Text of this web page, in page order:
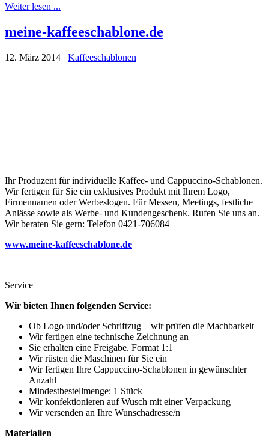
Weiter lesen ...
meine-kaffeeschablone.de
12. März 2014 Kaffeeschablonen
Ihr Produzent für individuelle Kaffee- und Cappuccino-Schablonen.
Wir fertigen für Sie ein exklusives Produkt mit Ihrem Logo,
Firmennamen oder Werbeslogen. Für Messen, Meetings, festliche
Anlässe sowie als Werbe- und Kundengeschenk. Rufen Sie uns an.
Wir beraten Sie gern: Telefon 0421-706084
www.meine-kaffeeschablone.de
Service
Wir bieten Ihnen folgenden Service:
Ob Logo und/oder Schriftzug – wir prüfen die Machbarkeit
Wir fertigen eine technische Zeichnung an
Sie erhalten eine Freigabe. Format 1:1
Wir rüsten die Maschinen für Sie ein
Wir fertigen Ihre Cappuccino-Schablonen in gewünschter
Anzahl
Mindestbestellmenge: 1 Stück
Wir konfektionieren auf Wusch mit einer Verpackung
Wir versenden an Ihre Wunschadresse/n
Materialien